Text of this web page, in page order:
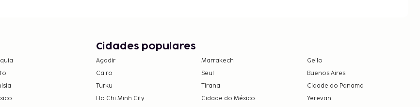
depósitos podem
Cidades populares
Agadir Marrakech
Geilo
Cairo
Seul
Buenos Aires
Turku
Tirana
Cidade do Panamá
Ho Chi Minh City
Cidade do México
Yerevan